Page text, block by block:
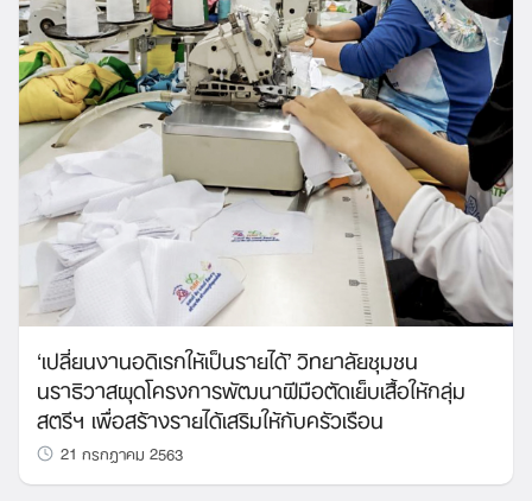
Search
for:
‘เปลี่ยนงานอดิเรกให้เป็นรายได้’ วิทยาลัยชุมชน
นราธิวาสผุดโครงการพัฒนาฝีมือตัดเย็บเสื้อให้กลุ่ม
สตรีฯ เพื่อสร้างรายได้เสริมให้กับครัวเรือน
21 กรกฎาคม 2563